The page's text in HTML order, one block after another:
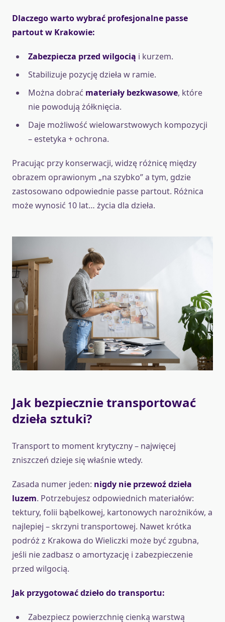
Dlaczego warto wybrać profesjonalne passe
partout w Krakowie:
Zabezpiecza przed wilgocią i kurzem.
Stabilizuje pozycję dzieła w ramie.
Można dobrać materiały bezkwasowe, które
nie powodują żółknięcia.
Daje możliwość wielowarstwowych kompozycji
– estetyka + ochrona.
Pracując przy konserwacji, widzę różnicę między
obrazem oprawionym „na szybko” a tym, gdzie
zastosowano odpowiednie passe partout. Różnica
może wynosić 10 lat… życia dla dzieła.
Jak bezpiecznie transportować
dzieła sztuki?
Transport to moment krytyczny – najwięcej
zniszczeń dzieje się właśnie wtedy.
Zasada numer jeden: nigdy nie przewoź dzieła
luzem. Potrzebujesz odpowiednich materiałów:
tektury, folii bąbelkowej, kartonowych narożników, a
najlepiej – skrzyni transportowej. Nawet krótka
podróż z Krakowa do Wieliczki może być zgubna,
jeśli nie zadbasz o amortyzację i zabezpieczenie
przed wilgocią.
Jak przygotować dzieło do transportu:
Zabezpiecz powierzchnię cienką warstwą